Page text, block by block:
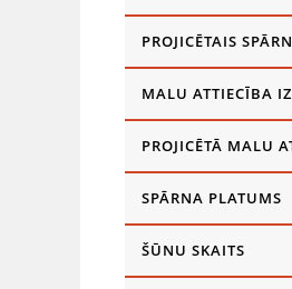
PROJICĒTAIS
MALU ATTIECĪBA
PROJICĒTĀ MALU
SPĀRNA PLATUMS
ŠŪNU SKAITS